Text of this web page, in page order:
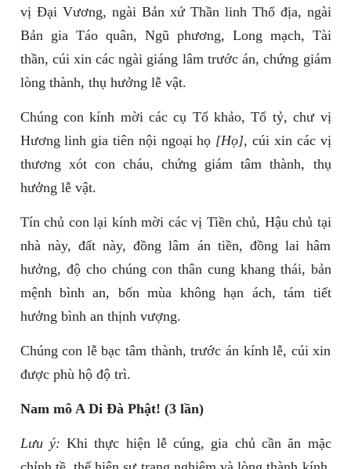
vị Đại Vương, ngài Bản xứ Thần linh Thổ địa, ngài
Bản gia Táo quân, Ngũ phương, Long mạch, Tài
thần, cúi xin các ngài giáng lâm trước án, chứng giám
lòng thành, thụ hưởng lễ vật.
Chúng con kính mời các cụ Tổ khảo, Tổ tỷ, chư vị
Hương linh gia tiên nội ngoại họ [Họ], cúi xin các vị
thương xót con cháu, chứng giám tâm thành, thụ
hưởng lễ vật.
Tín chủ con lại kính mời các vị Tiền chủ, Hậu chủ tại
nhà này, đất này, đồng lâm án tiền, đồng lai hâm
hưởng, độ cho chúng con thân cung khang thái, bản
mệnh bình an, bốn mùa không hạn ách, tám tiết
hưởng bình an thịnh vượng.
Chúng con lễ bạc tâm thành, trước án kính lễ, cúi xin
được phù hộ độ trì.
Nam mô A Di Đà Phật! (3 lần)
Lưu ý: Khi thực hiện lễ cúng, gia chủ cần ăn mặc